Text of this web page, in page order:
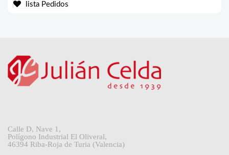
lista Pedidos
Calle D, Nave 1,
Polígono Industrial El Oliveral,
46394 Riba-Roja de Turia (Valencia)